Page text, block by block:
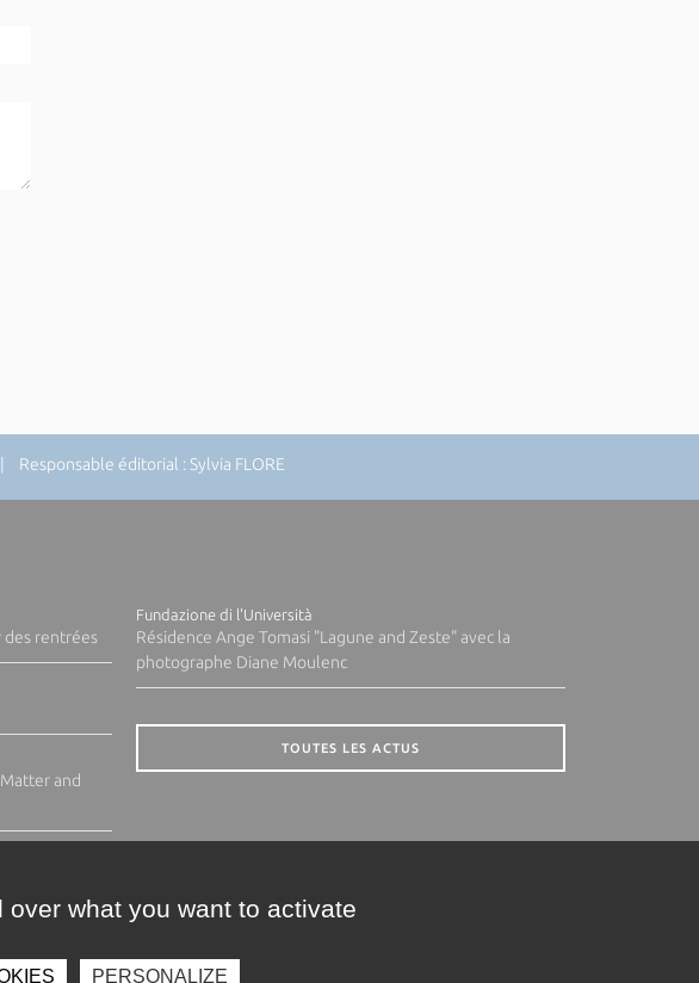
éditorial : Sylvia FLORE
des rentrées
and
Fundazione di l'Università
Résidence Ange Tomasi "Lagune and Zeste" avec la
photographe Diane Moulenc
TOUTES LES ACTUS
what you want to activate
PERSONALIZE